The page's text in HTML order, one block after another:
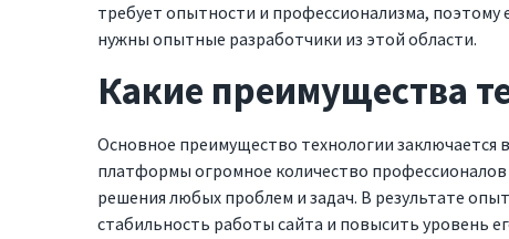
требует опытности и профессионализма,
нужны опытные разработчики из этой области.
Какие преимущества
Основное преимущество технологии заключается
платформы огромное количество
решения любых проблем и задач. В результате
стабильность работы сайта и повысить уровень